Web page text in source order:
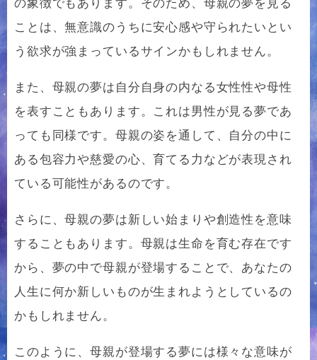
の象徴でもあります。そのため、母親の夢を見る
ことは、無意識のうちに安心感や守られたいとい
う欲求が強まっているサインかもしれません。
また、母親の夢は自分自身の内なる女性性や母性
を表すこともあります。これは男性が見る夢であ
っても同様です。母親の姿を通して、自分の中に
ある包容力や慈愛の心、育てる力などが表現され
ている可能性があるのです。
さらに、母親の夢は新しい始まりや創造性を意味
することもあります。母親は生命を育む存在です
から、夢の中で母親が登場することで、あなたの
人生に何か新しいものが生まれようとしているの
かもしれません。
このように、母親が登場する夢には様々な意味が